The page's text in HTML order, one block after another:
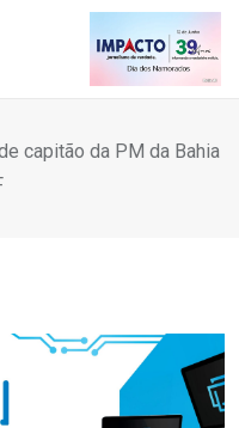
capitão da PM da Bahia